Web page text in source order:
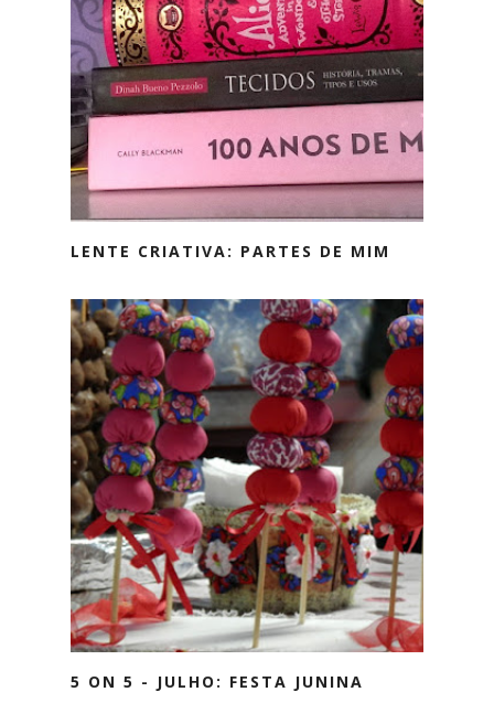
LENTE CRIATIVA: PARTES DE MIM
5 ON 5 - JULHO: FESTA JUNINA